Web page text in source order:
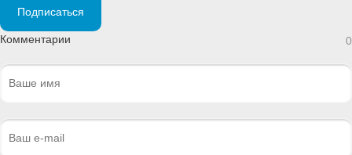
Подписаться
Комментарии 0